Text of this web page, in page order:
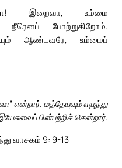
இறைவா, உம்மை
போற்றுகிறோம்.
ஆண்டவரே, உம்மைப்
என்றார். மத்தேயுவும் எழுந்து
பின்பற்றிச் சென்றார்.
வாசகம் 9: 9-13